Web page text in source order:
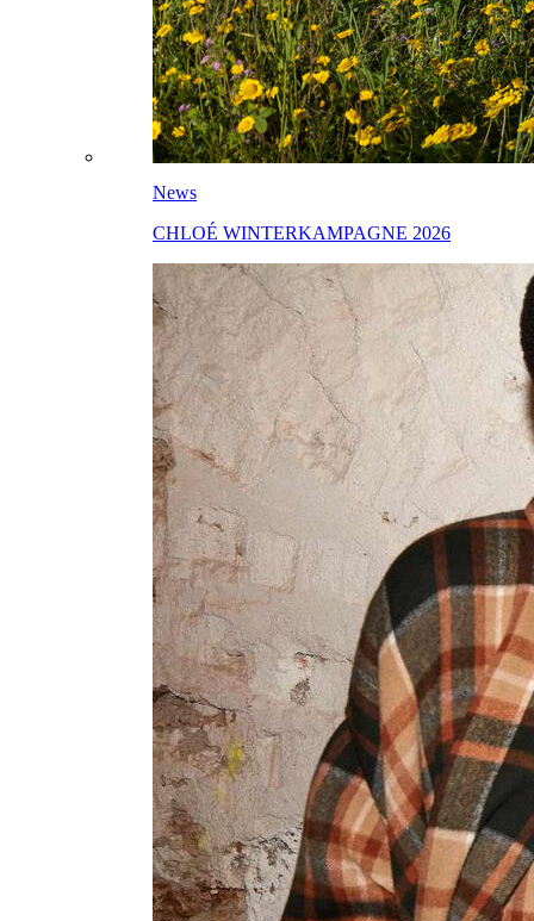
News
CHLOÉ WINTERKAMPAGNE 2026